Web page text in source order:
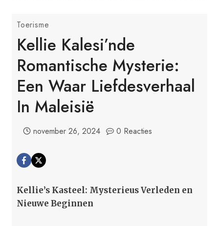
Toerisme
Kellie Kalesi’nde
Romantische Mysterie:
Een Waar Liefdesverhaal
In Maleisië
november 26, 2024 0 Reacties
Kellie’s Kasteel: Mysterieus Verleden en
Nieuwe Beginnen